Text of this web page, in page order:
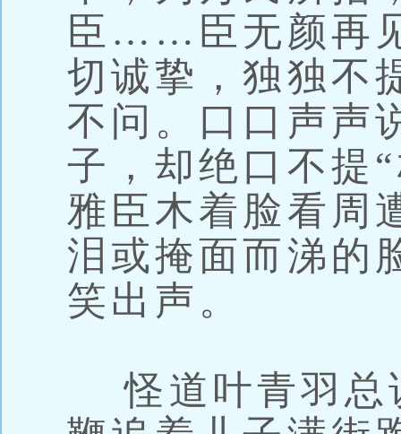
臣……臣无颜再
切诚挚，独独不
不问。口口声声
子，却绝口不提
雅臣木着脸看周
泪或掩面而涕的
笑出声。
怪道叶青羽总